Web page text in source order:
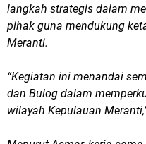
langkah strategis dalam
pihak guna mendukung
Meranti.
“Kegiatan ini menandai
dan Bulog dalam
wilayah Kepulauan